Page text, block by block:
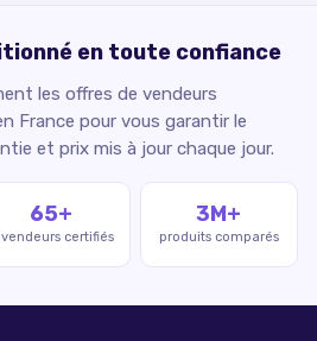
en toute confiance
les offres de vendeurs
France pour vous garantir le
et prix mis à jour chaque jour.
65+
certifiés
3M+
produits comparés